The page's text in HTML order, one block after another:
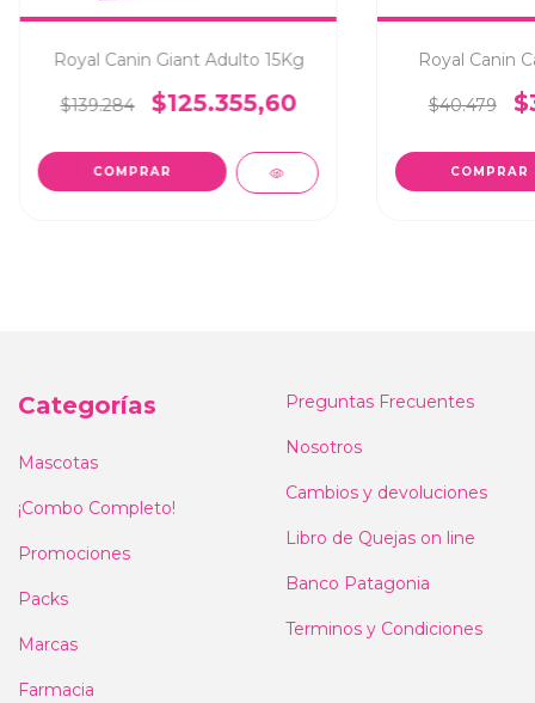
Royal Canin Giant Adulto 15Kg
$139.284 $125.355,60
Royal Canin
$40.479
COMPRAR
Categorías
Mascotas
¡Combo Completo!
Promociones
Packs
Marcas
Farmacia
Preguntas Frecuentes
Nosotros
Cambios y devoluciones
Libro de Quejas on line
Banco Patagonia
Terminos y Condiciones